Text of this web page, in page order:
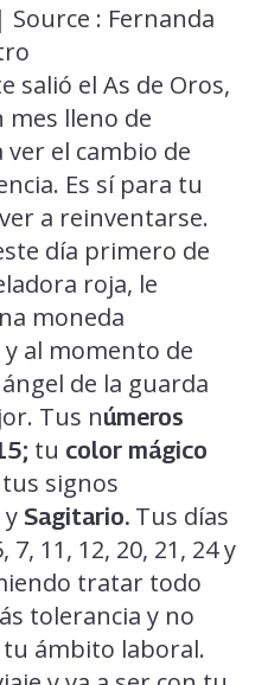
Source : Fernanda
salió el As de Oros,
lleno de
el cambio de
Es sí para tu
a reinventarse.
día primero de
roja, le
moneda
al momento de
de la guarda
Tus números
tu color mágico
signos
y Sagitario.Tus días
7, 11, 12, 20, 21, 24 y
tratar todo
tolerancia y no
ámbito laboral.